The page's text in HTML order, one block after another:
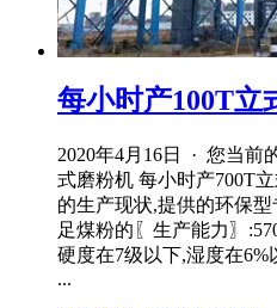
每小时产100T立
2020年4月16日 · 您当前
式磨粉机 每小时产700T
的生产现状,提供的环保
足煤粉的〖生产能力〗
硬度在7级以下,湿度在
...